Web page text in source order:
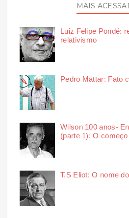
MAIS
Luiz Felipe Pondé:
relativismo
Pedro Mattar: Fato
Wilson 100 anos-
(parte 1): O
T.S Eliot: O nome